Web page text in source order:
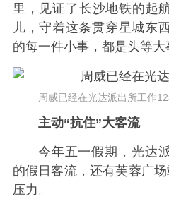
里，见证了长沙地铁的起
儿，守着这条贯穿星城东
的每一件小事，都是头等大
周威已经在光达派出所工作12
主动“抗住”大客流
今年五一假期，光达
的假日客流，还有芙蓉广
压力。